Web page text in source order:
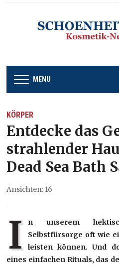
MENU
KÖRPER
Entdecke das
strahlender
Dead Sea Bath
Ansichten: 16
I n unserem
Selbstfürsorge oft wie
leisten können. Und
eines einfachen Rituals, das